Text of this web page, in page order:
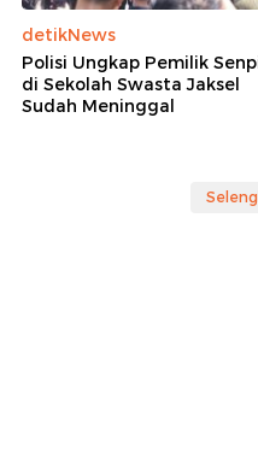
detikNews
Polisi Ungkap Pemilik
di Sekolah Swasta Jaksel
Sudah Meninggal